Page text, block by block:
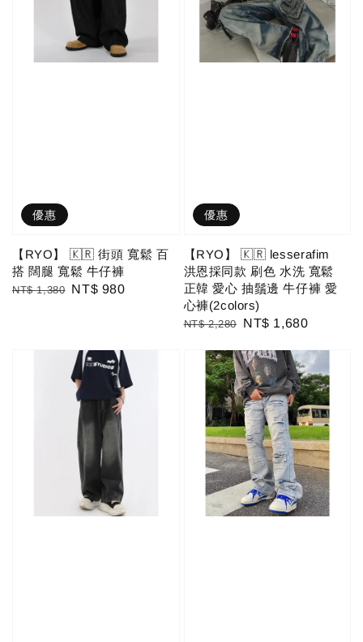
優惠
【RYO】 🇰🇷 街頭 寬鬆 百
搭 闊腿 寬鬆 牛仔褲
Regular
NT$ 1,380 Sale
NT$ 980
優惠
【RYO】 🇰🇷 lesserafim
洪恩採同款 刷色 水洗 寬鬆
正韓 愛心 抽鬚邊 牛仔褲 愛
心褲(2colors)
Regular
NT$ 2,280
Sale
NT$ 1,680